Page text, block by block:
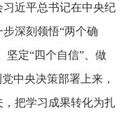
近平总书记在中央纪
深刻领悟“两个确
坚定“四个自信”、做
中央决策部署上来，
把学习成果转化为扎